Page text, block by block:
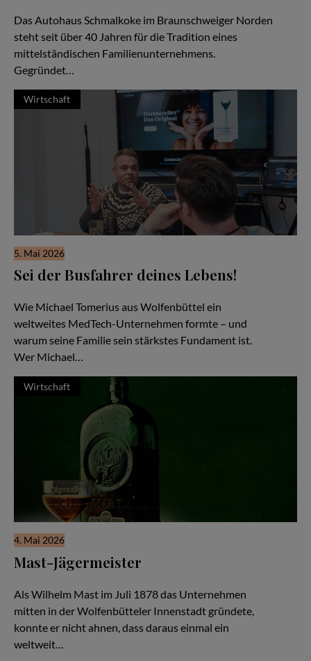
Das Autohaus Schmalkoke im Braunschweiger Norden
steht seit über 40 Jahren für die Tradition eines
mittelständischen Familienunternehmens.
Gegründet…
Wirtschaft
5. Mai 2026
Sei der Busfahrer deines Lebens!
Wie Michael Tomerius aus Wolfenbüttel ein
weltweites MedTech-Unternehmen formte – und
warum seine Familie sein stärkstes Fundament ist.
Wer Michael…
Wirtschaft
4. Mai 2026
Mast-Jägermeister
Als Wilhelm Mast im Juli 1878 das Unternehmen
mitten in der Wolfenbütteler Innenstadt gründete,
konnte er nicht ahnen, dass daraus einmal ein
weltweit…